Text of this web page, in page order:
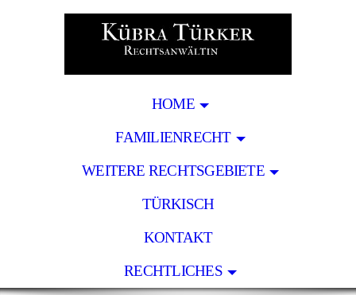
HOME
FAMILIENRECHT
WEITERE RECHTSGEBIETE
TÜRKISCH
KONTAKT
RECHTLICHES